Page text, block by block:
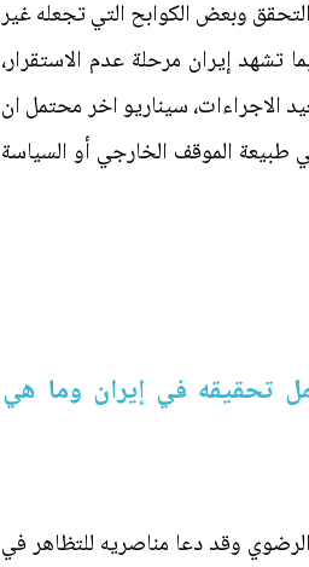
وبعض الكوابح التي تجعله غير
تشهد إيران مرحلة عدم الاستقرار،
الاجراءات، سيناريو اخر محتمل ان
طبيعة الموقف الخارجي أو السياسة
تحقيقه في إيران وما هي
وقد دعا مناصريه للتظاهر في